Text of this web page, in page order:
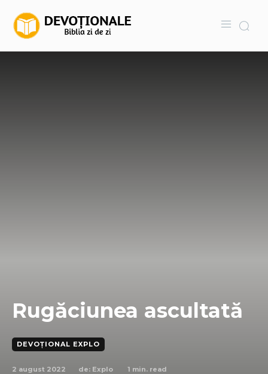
Rugăciunea ascultată
DEVOȚIONAL EXPLO
2 august 2022 de: Explo 1 min. read